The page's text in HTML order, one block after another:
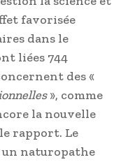
favorisée
dans le
liées 744
des «
», comme
la nouvelle
rapport. Le
naturopathe